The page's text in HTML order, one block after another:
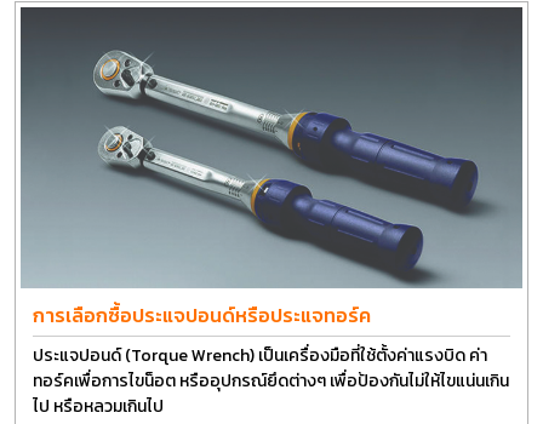
การเลือกซื้อประแจปอนด์หรือประแจทอร์ค
ประแจปอนด์ (Torque Wrench) เป็นเครื่องมือที่ใช้ตั้งค่าแรงบิด ค่า
ทอร์คเพื่อการไขน็อต หรืออุปกรณ์ยึดต่างๆ เพื่อป้องกันไม่ให้ไขแน่นเกิน
ไป หรือหลวมเกินไป